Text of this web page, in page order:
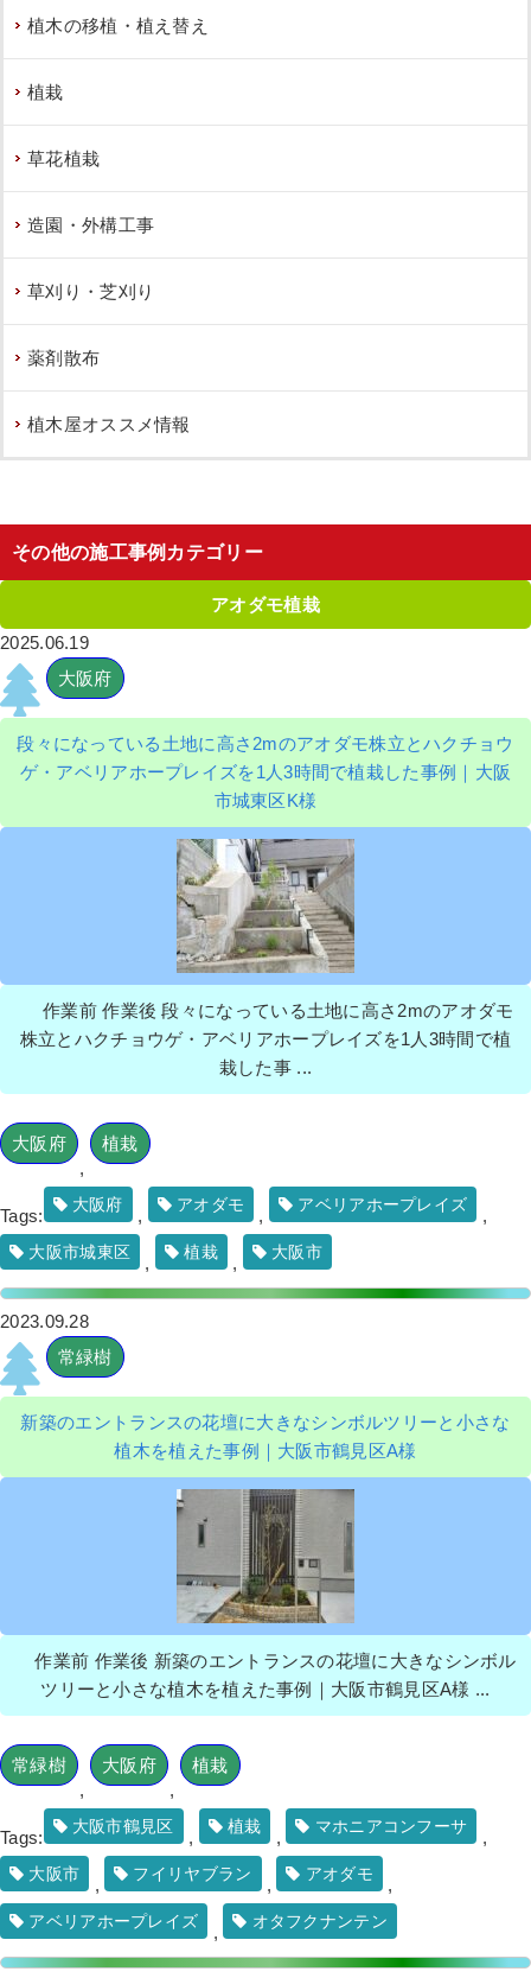
植木の移植・植え替え
植栽
草花植栽
造園・外構工事
草刈り・芝刈り
薬剤散布
植木屋オススメ情報
その他の施工事例カテゴリー
アオダモ植栽
2025.06.19
大阪府
段々になっている土地に高さ2mのアオダモ株立とハクチョウ
ゲ・アベリアホープレイズを1人3時間で植栽した事例｜大阪
市城東区K様
作業前 作業後 段々になっている土地に高さ2mのアオダモ
株立とハクチョウゲ・アベリアホープレイズを1人3時間で植
栽した事 ...
大阪府
,
植栽
Tags:
大阪府
,
アオダモ
,
アベリアホープレイズ
,
大阪市城東区
,
植栽
,
大阪市
2023.09.28
常緑樹
新築のエントランスの花壇に大きなシンボルツリーと小さな
植木を植えた事例｜大阪市鶴見区A様
作業前 作業後 新築のエントランスの花壇に大きなシンボル
ツリーと小さな植木を植えた事例｜大阪市鶴見区A様 ...
常緑樹
,
大阪府
,
植栽
Tags:
大阪市鶴見区
,
植栽
,
マホニアコンフーサ
,
大阪市
,
フイリヤブラン
,
アオダモ
,
アベリアホープレイズ
,
オタフクナンテン